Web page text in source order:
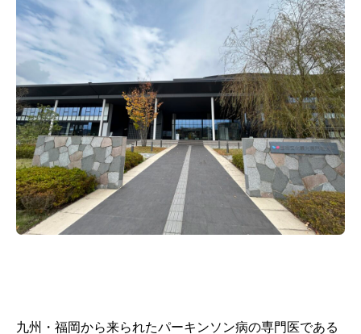
九州・福岡から来られたパーキンソン病の専門医である